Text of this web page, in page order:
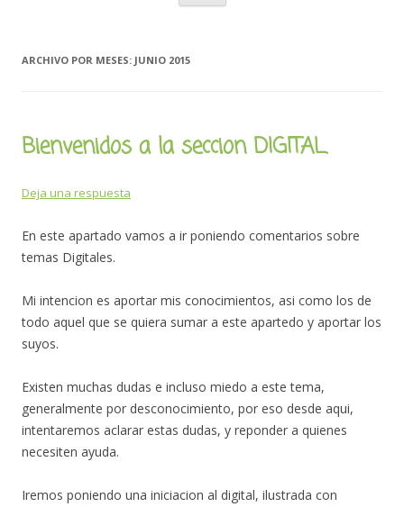
contenido
ARCHIVO POR MESES: JUNIO 2015
Bienvenidos a la seccion DIGITAL.
Deja una respuesta
En este apartado vamos a ir poniendo comentarios sobre
temas Digitales.
Mi intencion es aportar mis conocimientos, asi como los de
todo aquel que se quiera sumar a este apartedo y aportar los
suyos.
Existen muchas dudas e incluso miedo a este tema,
generalmente por desconocimiento, por eso desde aqui,
intentaremos aclarar estas dudas, y reponder a quienes
necesiten ayuda.
Iremos poniendo una iniciacion al digital, ilustrada con